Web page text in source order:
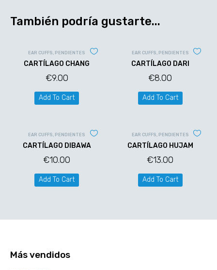
También podría gustarte...
EAR CUFFS, PENDIENTES
CARTÍLAGO CHANG
€9.00
Add To Cart
EAR CUFFS, PENDIENTES
CARTÍLAGO DARI
€8.00
Add To Cart
EAR CUFFS, PENDIENTES
CARTÍLAGO DIBAWA
€10.00
Add To Cart
EAR CUFFS, PENDIENTES
CARTÍLAGO HUJAM
€13.00
Add To Cart
Más vendidos